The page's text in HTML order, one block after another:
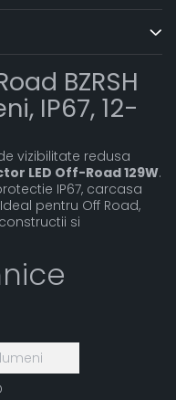
BZRSH
IP67, 12-
vizibilitate redusa
LED Off-Road 129W.
IP67, carcasa
pentru Off Road,
si